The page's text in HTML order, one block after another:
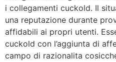
i collegamenti cuckold. Il
una reputazione durante
affidabili ai propri utenti.
cuckold con l’aggiunta di
campo di razionalita